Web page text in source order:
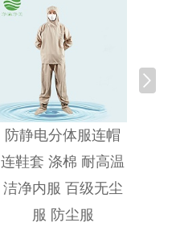
防静电分体服连帽
连鞋套 涤棉 耐高温
洁净内服 百级无尘
服 防尘服
防